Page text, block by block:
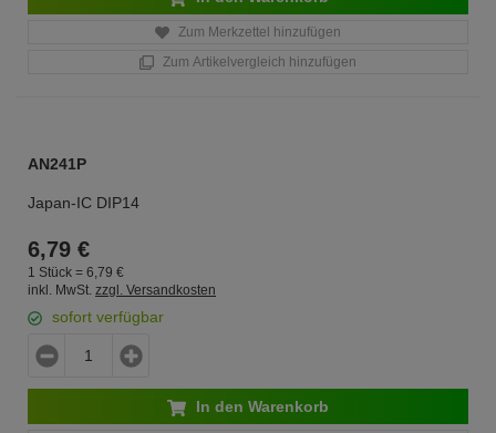
Zum Merkzettel hinzufügen
Zum Artikelvergleich hinzufügen
AN241P
Japan-IC DIP14
6,79 €
1 Stück = 6, 79 €
inkl. MwSt. zzgl. Versandkosten
sofort verfügbar
In den Warenkorb